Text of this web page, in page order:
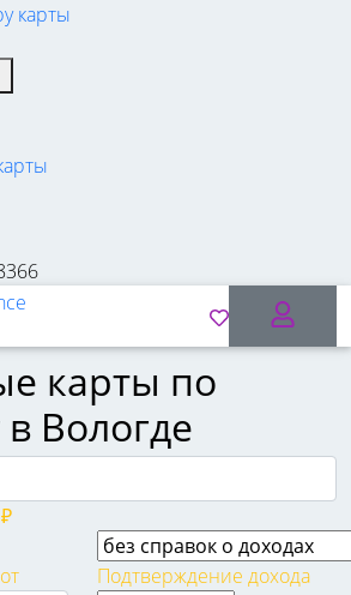
карты
карты по
Вологде
Подтверждение дохода